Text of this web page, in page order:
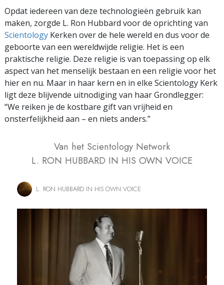
Opdat iedereen van deze technologieën gebruik kan
maken, zorgde L. Ron Hubbard voor de oprichting van
Scientology Kerken over de hele wereld en dus voor de
geboorte van een wereldwijde religie. Het is een
praktische religie. Deze religie is van toepassing op elk
aspect van het menselijk bestaan en een religie voor het
hier en nu. Maar in haar kern en in elke Scientology Kerk
ligt deze blijvende uitnodiging van haar Grondlegger:
“We reiken je de kostbare gift van vrijheid en
onsterfelijkheid aan – en niets anders.”
Van het Scientology Network
L. RON HUBBARD IN HIS OWN VOICE
L. RON HUBBARD IN HIS OWN VOICE